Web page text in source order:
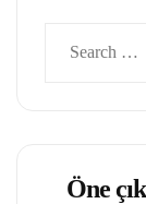
Öne